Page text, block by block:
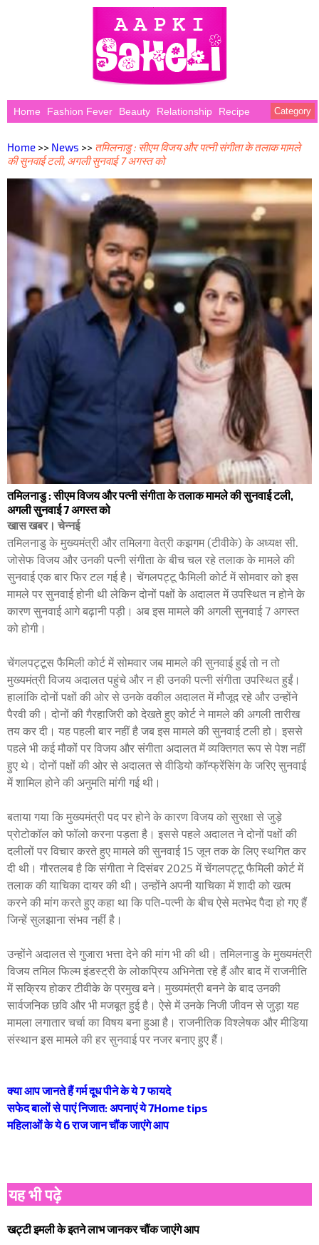
Home Fashion Fever Beauty Relationship Recipe Category
Home >> News >> तमिलनाडु : सीएम विजय और पत्नी संगीता के तलाक मामले
की सुनवाई टली, अगली सुनवाई 7 अगस्त को
तमिलनाडु : सीएम विजय और पत्नी संगीता के तलाक मामले की सुनवाई टली,
अगली सुनवाई 7 अगस्त को
खास खबर। चेन्नई
तमिलनाडु के मुख्यमंत्री और तमिलगा वेत्री कझगम (टीवीके) के अध्यक्ष सी.
जोसेफ विजय और उनकी पत्नी संगीता के बीच चल रहे तलाक के मामले की
सुनवाई एक बार फिर टल गई है। चेंगलपट्टू फैमिली कोर्ट में सोमवार को इस
मामले पर सुनवाई होनी थी लेकिन दोनों पक्षों के अदालत में उपस्थित न होने के
कारण सुनवाई आगे बढ़ानी पड़ी। अब इस मामले की अगली सुनवाई 7 अगस्त
को होगी।
चेंगलपट्टूस फैमिली कोर्ट में सोमवार जब मामले की सुनवाई हुई तो न तो
मुख्यमंत्री विजय अदालत पहुंचे और न ही उनकी पत्नी संगीता उपस्थित हुईं।
हालांकि दोनों पक्षों की ओर से उनके वकील अदालत में मौजूद रहे और उन्होंने
पैरवी की। दोनों की गैरहाजिरी को देखते हुए कोर्ट ने मामले की अगली तारीख
तय कर दी। यह पहली बार नहीं है जब इस मामले की सुनवाई टली हो। इससे
पहले भी कई मौकों पर विजय और संगीता अदालत में व्यक्तिगत रूप से पेश नहीं
हुए थे। दोनों पक्षों की ओर से अदालत से वीडियो कॉन्फ्रेंसिंग के जरिए सुनवाई
में शामिल होने की अनुमति मांगी गई थी।
बताया गया कि मुख्यमंत्री पद पर होने के कारण विजय को सुरक्षा से जुड़े
प्रोटोकॉल को फॉलो करना पड़ता है। इससे पहले अदालत ने दोनों पक्षों की
दलीलों पर विचार करते हुए मामले की सुनवाई 15 जून तक के लिए स्थगित कर
दी थी। गौरतलब है कि संगीता ने दिसंबर 2025 में चेंगलपट्टू फैमिली कोर्ट में
तलाक की याचिका दायर की थी। उन्होंने अपनी याचिका में शादी को खत्म
करने की मांग करते हुए कहा था कि पति-पत्नी के बीच ऐसे मतभेद पैदा हो गए हैं
जिन्हें सुलझाना संभव नहीं है।
उन्होंने अदालत से गुजारा भत्ता देने की मांग भी की थी। तमिलनाडु के मुख्यमंत्री
विजय तमिल फिल्म इंडस्ट्री के लोकप्रिय अभिनेता रहे हैं और बाद में राजनीति
में सक्रिय होकर टीवीके के प्रमुख बने। मुख्यमंत्री बनने के बाद उनकी
सार्वजनिक छवि और भी मजबूत हुई है। ऐसे में उनके निजी जीवन से जुड़ा यह
मामला लगातार चर्चा का विषय बना हुआ है। राजनीतिक विश्लेषक और मीडिया
संस्थान इस मामले की हर सुनवाई पर नजर बनाए हुए हैं।
क्या आप जानते हैं गर्म दूध पीने के ये 7 फायदे
सफेद बालों से पाएं निजात: अपनाएं ये 7Home tips
महिलाओं के ये 6 राज जान चौंक जाएंगे आप
यह भी पढ़े
खट्टी इमली के इतने लाभ जानकर चौंक जाएंगे आप